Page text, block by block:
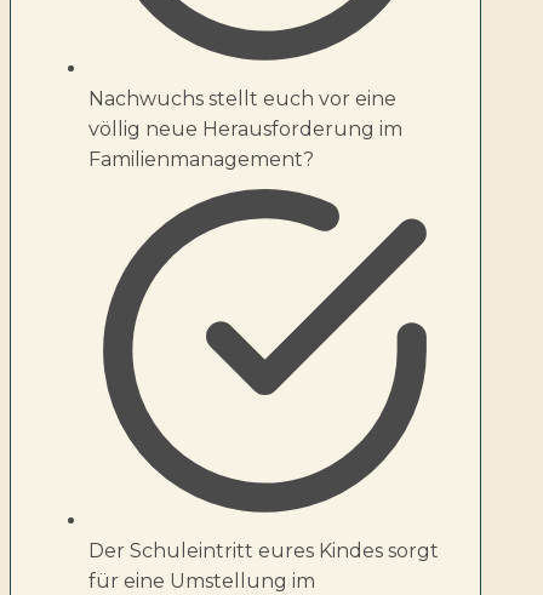
Nachwuchs stellt euch vor eine
völlig neue Herausforderung im
Familienmanagement?
Der Schuleintritt eures Kindes sorgt
für eine Umstellung im